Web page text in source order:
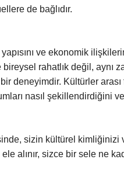
de bağlıdır.
ve ekonomik
rahatlık değil, aynı
deneyimdir. Kültürler arası
nasıl şekillendirdiğini
sizin kültürel kimliğinizi
alınır, sizce bir sele ne